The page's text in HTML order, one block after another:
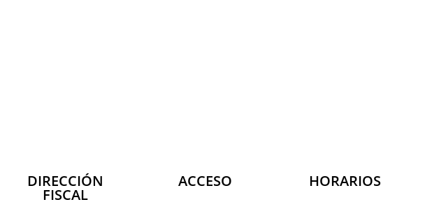
DIRECCIÓN
FISCAL
ACCESO HORARIOS